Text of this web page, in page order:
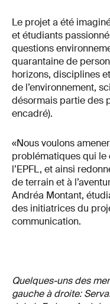
Le projet a été
et étudiants
questions
quarantaine de
horizons, disciplines
de l’environnement,
désormais partie des
encadré).
«Nous voulons
problématiques qui
l’EPFL, et ainsi
de terrain et à
Andréa Montant,
des initiatrices du
communication.
Quelques-uns des
gauche à droite: